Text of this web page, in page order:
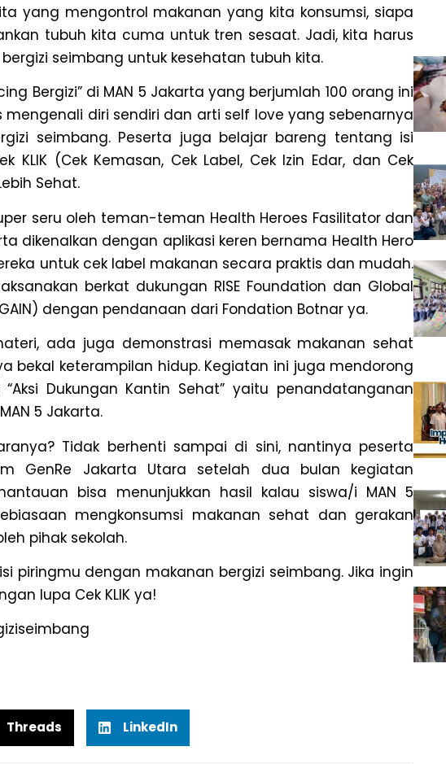
yang mengontrol makanan yang kita konsumsi, siapa
tubuh kita cuma untuk tren sesaat. Jadi, kita harus
seimbang untuk kesehatan tubuh kita.
Bergizi” di MAN 5 Jakarta yang berjumlah 100 orang ini
diri sendiri dan arti self love yang sebenarnya
seimbang. Peserta juga belajar bareng tentang isi
KLIK (Cek Kemasan, Cek Label, Cek Izin Edar, dan Cek
Sehat.
seru oleh teman-teman Health Heroes Fasilitator dan
dikenalkan dengan aplikasi keren bernama Health Hero
untuk cek label makanan secara praktis dan mudah.
berkat dukungan RISE Foundation dan Global
dengan pendanaan dari Fondation Botnar ya.
ada juga demonstrasi memasak makanan sehat
bekal keterampilan hidup. Kegiatan ini juga mendorong
Dukungan Kantin Sehat” yaitu penandatanganan
5 Jakarta.
Tidak berhenti sampai di sini, nantinya peserta
GenRe Jakarta Utara setelah dua bulan kegiatan
bisa menunjukkan hasil kalau siswa/i MAN 5
mengkonsumsi makanan sehat dan gerakan
pihak sekolah.
piringmu dengan makanan bergizi seimbang. Jika ingin
lupa Cek KLIK ya!
Threads LinkedIn